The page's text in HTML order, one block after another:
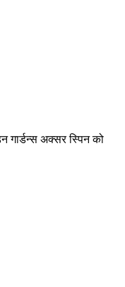
गार्डन्स अक्सर स्पिन को